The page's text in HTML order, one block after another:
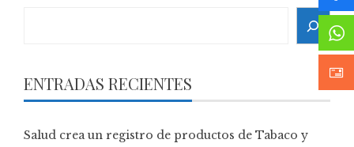
ENTRADAS RECIENTES
Salud crea un registro de productos de Tabaco y